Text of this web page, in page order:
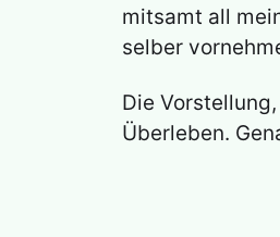
mitsamt all
selber
Die
Überleben.